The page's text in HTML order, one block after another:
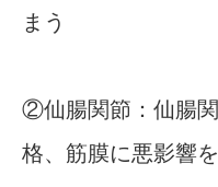
まう
②仙腸関節：仙腸
格、筋膜に悪影響